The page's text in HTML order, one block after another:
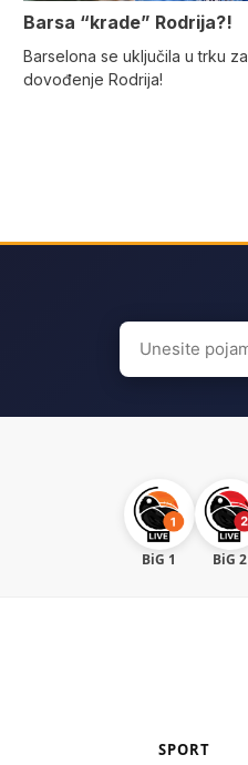
Barsa “krade” Rodrija?!
Barselona se uključila u trku za
dovođenje Rodrija!
Search
for:
BiG 1 BiG 2
SPORT